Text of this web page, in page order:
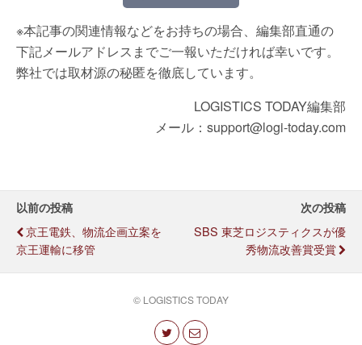
※本記事の関連情報などをお持ちの場合、編集部直通の
下記メールアドレスまでご一報いただければ幸いです。
弊社では取材源の秘匿を徹底しています。
LOGISTICS TODAY編集部
メール：support@logi-today.com
以前の投稿
京王電鉄、物流企画立案を
京王運輸に移管
次の投稿
SBS 東芝ロジスティクスが優
秀物流改善賞受賞
© LOGISTICS TODAY